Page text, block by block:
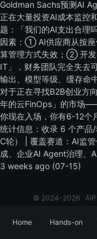
3 weeks ago (07-15)
© 2024-2026
Home Hands-on